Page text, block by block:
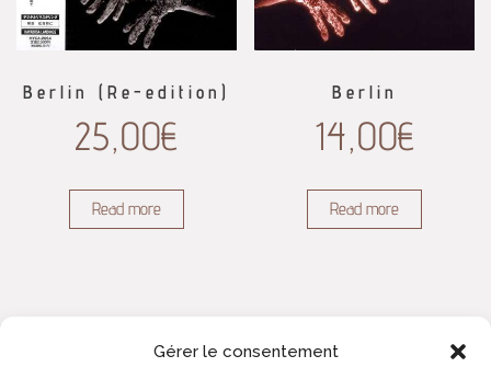
Gérer le consentement
Berlin (Re-edition)
25,00€
Read more
Berlin
14,00€
Read more